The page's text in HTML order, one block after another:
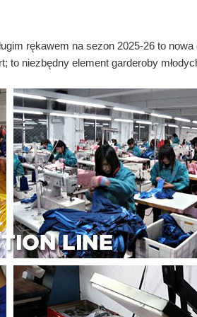
rękawem na sezon 2025-26 to
to niezbędny element garderoby